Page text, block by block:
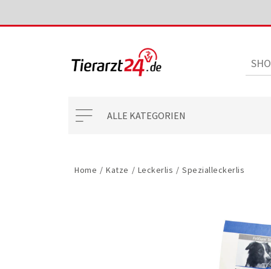
ALLE KATEGORIEN
Home / Katze / Leckerlis / Spezialleckerlis